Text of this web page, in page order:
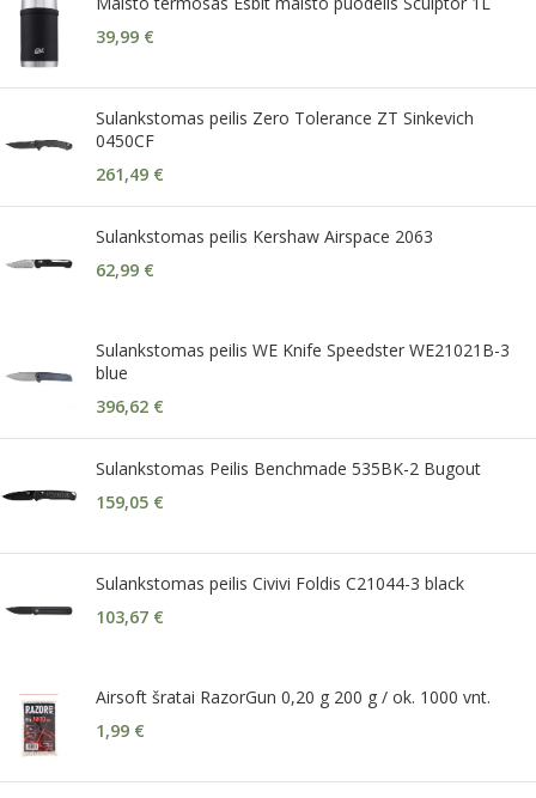
39,99 €
Sulankstomas peilis Zero Tolerance ZT Sinkevich
0450CF
261,49 €
Sulankstomas peilis Kershaw Airspace 2063
62,99 €
Sulankstomas peilis WE Knife Speedster WE21021B-3
blue
396,62 €
Sulankstomas Peilis Benchmade 535BK-2 Bugout
159,05 €
Sulankstomas peilis Civivi Foldis C21044-3 black
103,67 €
Airsoft šratai RazorGun 0,20 g 200 g / ok. 1000 vnt.
1,99 €